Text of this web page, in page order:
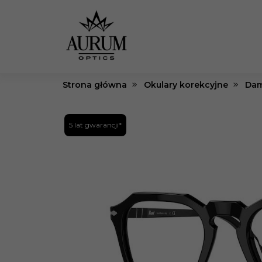
Strona główna Okulary korekcyjne
5 lat gwarancji*